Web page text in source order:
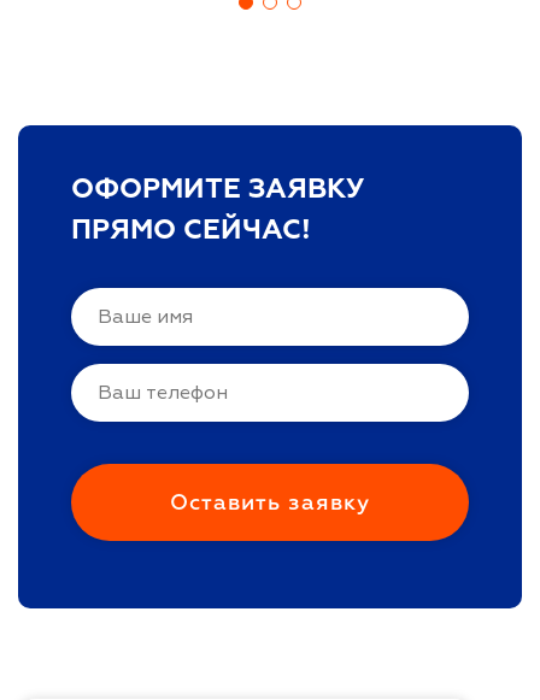
ОФОРМИТЕ ЗАЯВКУ
ПРЯМО СЕЙЧАС!